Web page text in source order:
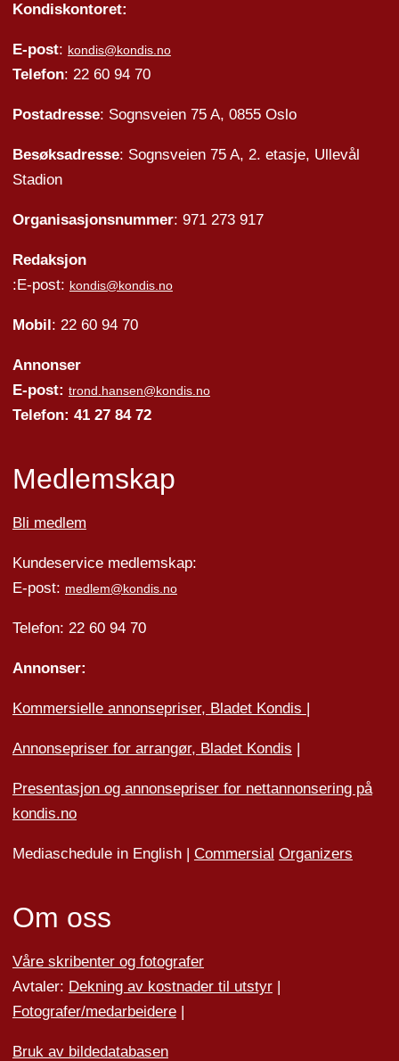
Kondiskontoret:
E-post: kondis@kondis.no
Telefon: 22 60 94 70
Postadresse: Sognsveien 75 A, 0855 Oslo
Besøksadresse: Sognsveien 75 A, 2. etasje, Ullevål
Stadion
Organisasjonsnummer: 971 273 917
Redaksjon
:E-post: kondis@kondis.no
Mobil: 22 60 94 70
Annonser
E-post: trond.hansen@kondis.no
Telefon: 41 27 84 72
Medlemskap
Bli medlem
Kundeservice medlemskap:
E-post: medlem@kondis.no
Telefon: 22 60 94 70
Annonser:
Kommersielle annonsepriser, Bladet Kondis |
Annonsepriser for arrangør, Bladet Kondis |
Presentasjon og annonsepriser for nettannonsering på
kondis.no
Mediaschedule in English | Commersial Organizers
Om oss
Våre skribenter og fotografer
Avtaler: Dekning av kostnader til utstyr|
Fotografer/medarbeidere|
Bruk av bildedatabasen